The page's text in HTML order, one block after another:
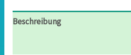
Beschreibung